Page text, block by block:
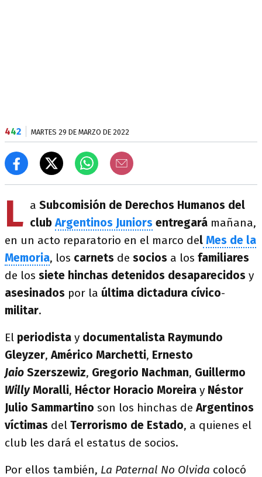
442 MARTES 29 DE MARZO DE 2022
L a Subcomisión de Derechos Humanos del
club Argentinos Juniors entregará mañana,
en un acto reparatorio en el marco del Mes de la
Memoria, los carnets de socios a los familiares
de los siete hinchas detenidos desaparecidos y
asesinados por la última dictadura cívico-
militar.
El periodista y documentalista Raymundo
Gleyzer,Américo Marchetti, Ernesto
Jaio Szerszewiz, Gregorio Nachman, Guillermo
WillyMoralli, Héctor Horacio Moreira y Néstor
Julio Sammartino son los hinchas deArgentinos
víctimas del Terrorismo de Estado, a quienes el
club les dará el estatus de socios.
Por ellos también, La Paternal No Olvida colocó